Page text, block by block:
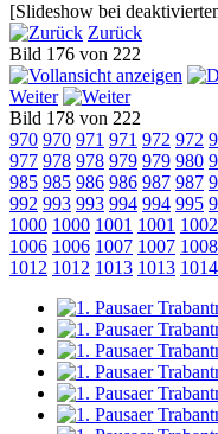
[Slideshow bei
Zurück
Bild 176 von 222
Weiter
Bild 178 von 222
970 970 971 971 972 972
977 978 978 979 979 980
985 985 986 986 987 987
992 993 993 994 994 995
1000 1000 1001 1001 1002
1006 1006 1007 1007 1008
1012 1012 1013 1013 1014